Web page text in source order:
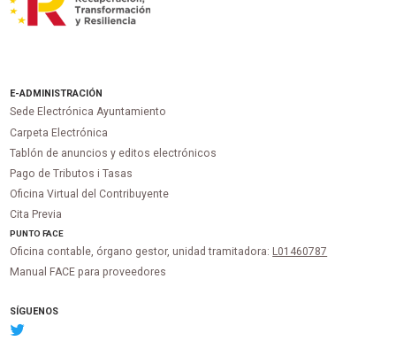
E-ADMINISTRACIÓN
Sede Electrónica Ayuntamiento
Carpeta Electrónica
Tablón de anuncios y editos electrónicos
Pago de Tributos i Tasas
Oficina Virtual del Contribuyente
Cita Previa
PUNTOFACE
Oficina contable, órgano gestor, unidad tramitadora: L01460787
Manual FACE para proveedores
SÍGUENOS